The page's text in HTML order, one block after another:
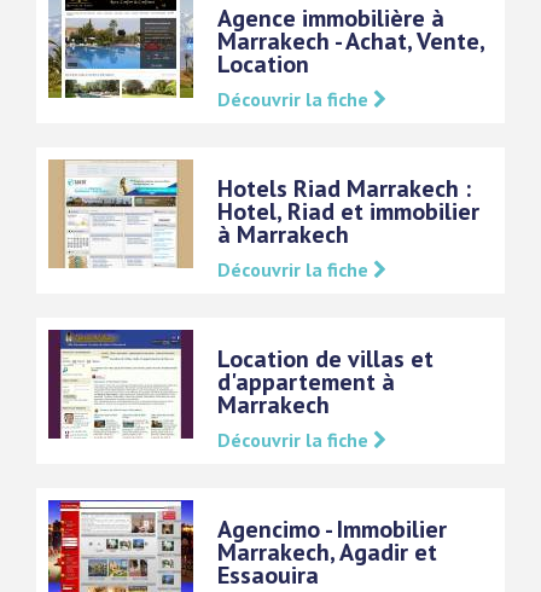
Agence immobilière à
Marrakech - Achat, Vente,
Location
Découvrir la fiche
Hotels Riad Marrakech :
Hotel, Riad et immobilier
à Marrakech
Découvrir la fiche
Location de villas et
d'appartement à
Marrakech
Découvrir la fiche
Agencimo - Immobilier
Marrakech, Agadir et
Essaouira